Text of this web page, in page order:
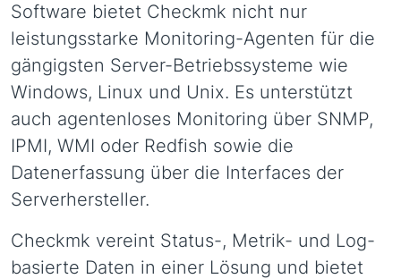
Software bietet Checkmk nicht nur
leistungsstarke Monitoring-Agenten für die
gängigsten Server-Betriebssysteme wie
Windows, Linux und Unix. Es unterstützt
auch agentenloses Monitoring über SNMP,
IPMI, WMI oder Redfish sowie die
Datenerfassung über die Interfaces der
Serverhersteller.
Checkmk vereint Status-, Metrik- und Log-
basierte Daten in einer Lösung und bietet